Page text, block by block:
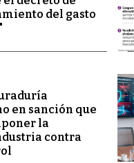
del gasto
en sanción que
la
contra